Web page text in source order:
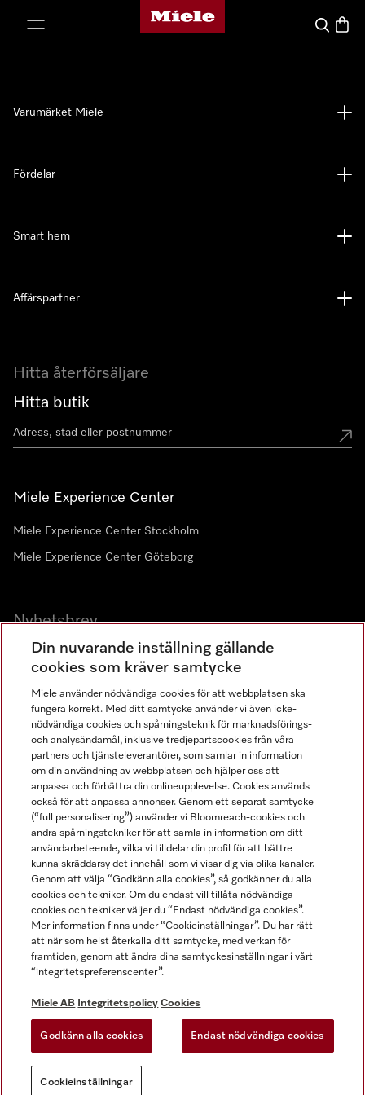
Mieles hemsida
Sök
Hitta återförsäljare
Hitta butik
Miele Experience Center
Miele Experience Center Stockholm
Miele Experience Center Göteborg
Nyhetsbrev
Gå med i vår gemenskap
Varumärket Miele
Fördelar
Smart hem
Affärspartner
Miele AB
Allmänna villkor
Användarvillkor
Miele tillgänglighetsförklaring
Lagen om digitala tjänster
Miele på LinkedIn
Miele på Facebook
Miele på Instagram
Miele på Youtube
Din nuvarande inställning gällande
cookies som kräver samtycke
Miele använder nödvändiga cookies för att webbplatsen ska
fungera korrekt. Med ditt samtycke använder vi även icke-
nödvändiga cookies och spårningsteknik för marknadsförings-
och analysändamål, inklusive tredjepartscookies från våra
partners och tjänsteleverantörer, som samlar in information
om din användning av webbplatsen och hjälper oss att
anpassa och förbättra din onlineupplevelse. Cookies används
också för att anpassa annonser. Genom ett separat samtycke
(“full personalisering”) använder vi Bloomreach-cookies och
andra spårningstekniker för att samla in information om ditt
användarbeteende, vilka vi tilldelar din profil för att bättre
kunna skräddarsy det innehåll som vi visar dig via olika kanaler.
Genom att välja “Godkänn alla cookies”, så godkänner du alla
cookies och tekniker. Om du endast vill tillåta nödvändiga
cookies och tekniker väljer du “Endast nödvändiga cookies”.
Mer information finns under “Cookieinställningar”. Du har rätt
att när som helst återkalla ditt samtycke, med verkan för
framtiden, genom att ändra dina samtyckesinställningar i vårt
“integritetspreferenscenter”.
Miele AB Integritetspolicy Cookies
Godkänn alla cookies Endast nödvändiga cookies
Cookieinställningar